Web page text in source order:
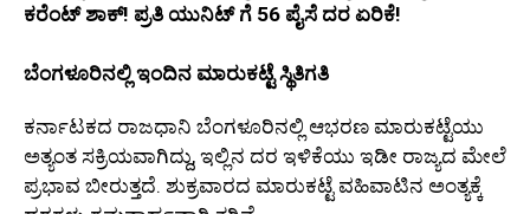
ಕರೆಂಟ್ ಶಾಕ್! ಪ್ರತಿ ಯುನಿಟ್ ಗೆ 56 ಪೈಸೆ ದರ ಏರಿಕೆ!
ಬೆಂಗಳೂರಿನಲ್ಲಿ ಇಂದಿನ ಮಾರುಕಟ್ಟೆ ಸ್ಥಿತಿಗತಿ
ಕರ್ನಾಟಕದ ರಾಜಧಾನಿ ಬೆಂಗಳೂರಿನಲ್ಲಿ ಆಭರಣ ಮಾರುಕಟ್ಟೆಯು
ಅತ್ಯಂತ ಸಕ್ರಿಯವಾಗಿದ್ದು, ಇಲ್ಲಿನ ದರ ಇಳಿಕೆಯು ಇಡೀ ರಾಜ್ಯದ ಮೇಲೆ
ಪ್ರಭಾವ ಬೀರುತ್ತದೆ. ಶುಕ್ರವಾರದ ಮಾರುಕಟ್ಟೆ ವಹಿವಾಟಿನ ಅಂತ್ಯಕ್ಕೆ